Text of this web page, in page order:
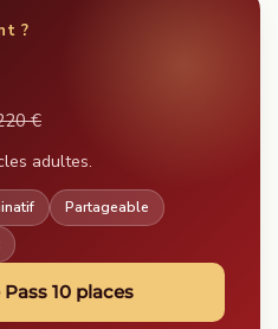
?
€
adultes.
Partageable
10 places